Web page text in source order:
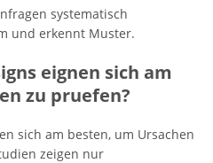
systematisch
und erkennt Muster.
eignen sich am
zu pruefen?
sich am besten, um Ursachen
zeigen nur